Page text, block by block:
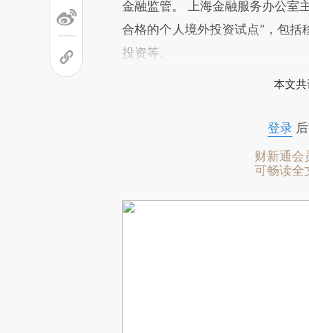
金融监管。 上海金融服务办公室
合格的个人境外投资试点”，包
投资等。
本文共
登录后
财新通会
可畅读全